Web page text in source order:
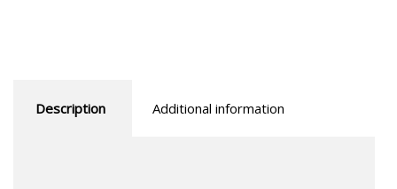
Description Additional information